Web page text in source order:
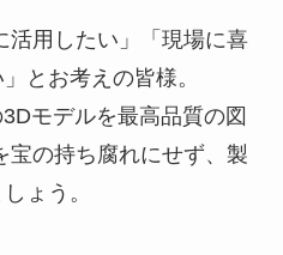
活用したい」「現場に喜
とお考えの皆様。
モデルを最高品質の図
宝の持ち腐れにせず、製
ょう。